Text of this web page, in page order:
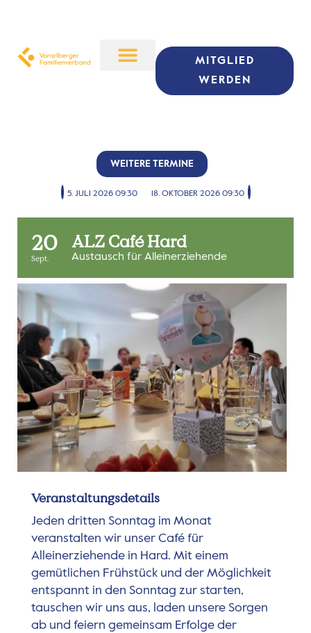
MITGLIED
WERDEN
WEITERE TERMINE
5. JULI 2026 09:30 18. OKTOBER 2026 09:30
20
Sept.
ALZ Café Hard
Austausch für Alleinerziehende
Veranstaltungsdetails
Jeden dritten Sonntag im Monat
veranstalten wir unser Café für
Alleinerziehende in Hard. Mit einem
gemütlichen Frühstück und der Möglichkeit
entspannt in den Sonntag zur starten,
tauschen wir uns aus, laden unsere Sorgen
ab und feiern gemeinsam Erfolge der